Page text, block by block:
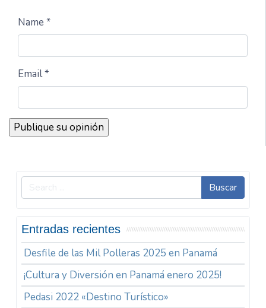
Name *
Email *
Buscar
Entradas recientes
Desfile de las Mil Polleras 2025 en Panamá
¡Cultura y Diversión en Panamá enero 2025!
Pedasi 2022 «Destino Turístico»